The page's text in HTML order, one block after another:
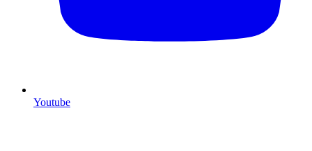
Youtube